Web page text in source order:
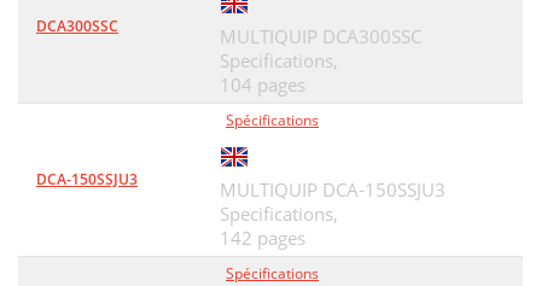
DCA300SSC
MULTIQUIP DCA300SSC
Specifications,
104 pages
DCA-150SSJU3
Spécifications
MULTIQUIP DCA-150SSJU3
Specifications,
142 pages
Spécifications